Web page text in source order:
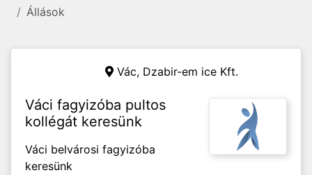
Állások
Vác, Dzabir-em ice Kft.
Váci fagyizóba pultos
kollégát keresünk
Váci belvárosi fagyizóba
keresünk